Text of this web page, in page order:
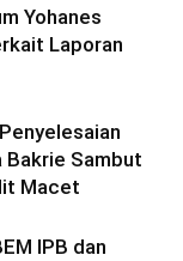
Yohanes
Laporan
Bakrie Sambut
Macet
IPB dan